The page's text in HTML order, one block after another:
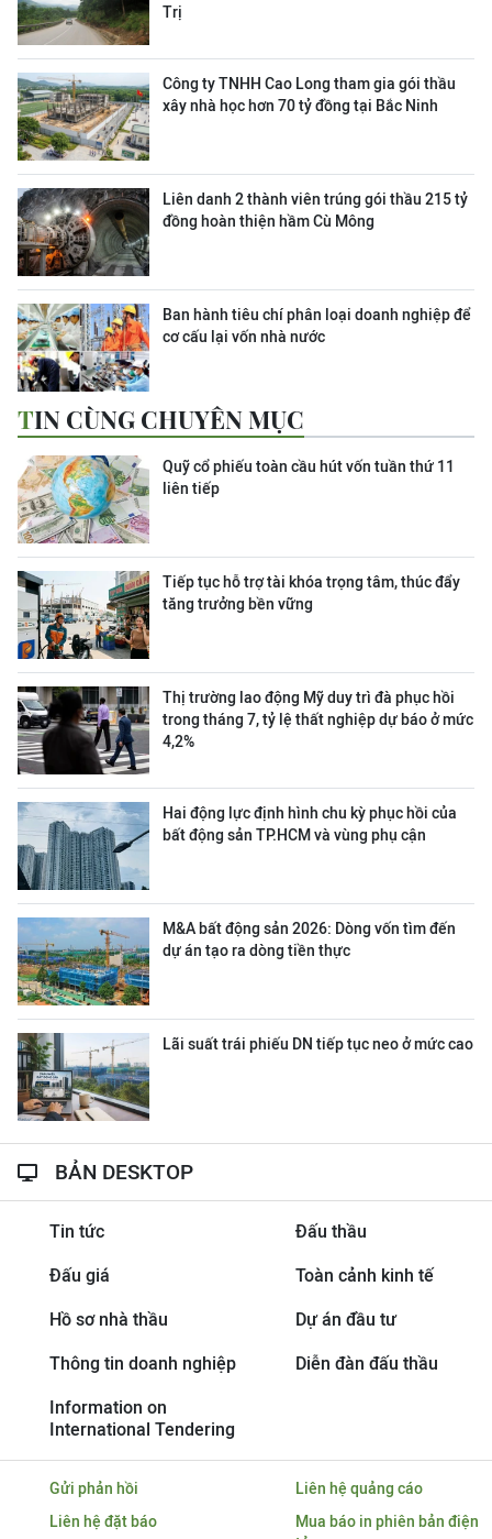
Trị
Công ty TNHH Cao Long tham gia gói thầu
xây nhà học hơn 70 tỷ đồng tại Bắc Ninh
Liên danh 2 thành viên trúng gói thầu 215 tỷ
đồng hoàn thiện hầm Cù Mông
Ban hành tiêu chí phân loại doanh nghiệp để
cơ cấu lại vốn nhà nước
TIN CÙNG CHUYÊN MỤC
Quỹ cổ phiếu toàn cầu hút vốn tuần thứ 11
liên tiếp
Tiếp tục hỗ trợ tài khóa trọng tâm, thúc đẩy
tăng trưởng bền vững
Thị trường lao động Mỹ duy trì đà phục hồi
trong tháng 7, tỷ lệ thất nghiệp dự báo ở mức
4,2%
Hai động lực định hình chu kỳ phục hồi của
bất động sản TP.HCM và vùng phụ cận
M&A bất động sản 2026: Dòng vốn tìm đến
dự án tạo ra dòng tiền thực
Lãi suất trái phiếu DN tiếp tục neo ở mức cao
BẢN DESKTOP
Tin tức Đấu thầu
Đấu giá Toàn cảnh kinh tế
Hồ sơ nhà thầu Dự án đầu tư
Thông tin doanh nghiệp Diễn đàn đấu thầu
Information on
International Tendering
Gửi phản hồi
Liên hệ quảng cáo
Liên hệ đặt báo
Mua báo in phiên bản điện